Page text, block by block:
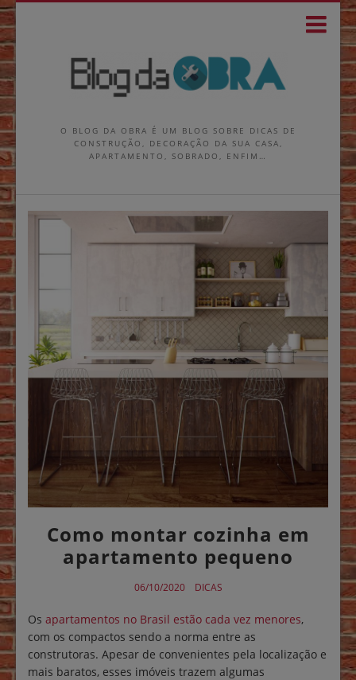
O BLOG DA OBRA É UM BLOG SOBRE DICAS DE
CONSTRUÇÃO, DECORAÇÃO DA SUA CASA,
APARTAMENTO, SOBRADO, ENFIM…
Como montar cozinha em
apartamento pequeno
06/10/2020 DICAS
Os apartamentos no Brasil estão cada vez menores,
com os compactos sendo a norma entre as
construtoras. Apesar de convenientes pela localização e
mais baratos, esses imóveis trazem algumas